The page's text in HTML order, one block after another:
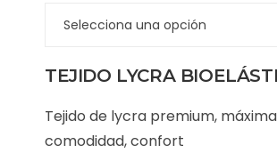
TEJIDO LYCRA
Tejido de lycra premium, máxima
comodidad, confort